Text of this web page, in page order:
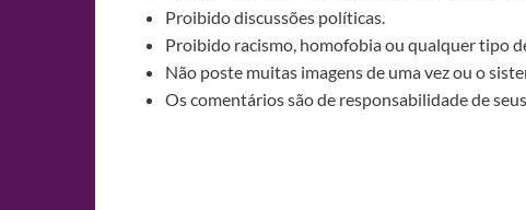
Proibido discussões políticas.
Proibido racismo, homofobia ou qualquer tipo
Não poste muitas imagens de uma vez ou o
Os comentários são de responsabilidade de